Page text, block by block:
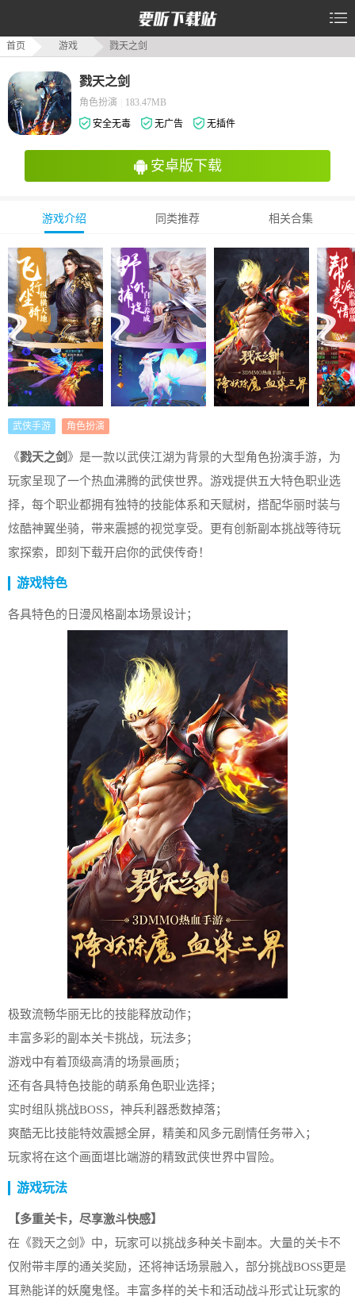
首页 游戏 戮天之剑
戮天之剑
角色扮演
183.47MB
安全无毒
无广告 无插件
安卓版下载
游戏介绍 同类推荐 相关合集
武侠手游 角色扮演
《戮天之剑 》是一款以武侠江湖为背景的大型角色扮演手游，为
玩家呈现了一个热血沸腾的武侠世界。游戏提供五大特色职业选
择，每个职业都拥有独特的技能体系和天赋树，搭配华丽时装与
炫酷神翼坐骑，带来震撼的视觉享受。更有创新副本挑战等待玩
家探索，即刻下载开启你的武侠传奇！
游戏特色
各具特色的日漫风格副本场景设计；
极致流畅华丽无比的技能释放动作；
丰富多彩的副本关卡挑战，玩法多；
游戏中有着顶级高清的场景画质；
还有各具特色技能的萌系角色职业选择；
实时组队挑战BOSS，神兵利器悉数掉落；
爽酷无比技能特效震撼全屏，精美和风多元剧情任务带入；
玩家将在这个画面堪比端游的精致武侠世界中冒险。
游戏玩法
【多重关卡，尽享激斗快感】
在《戮天之剑》中，玩家可以挑战多种关卡副本。大量的关卡不
仅附带丰厚的通关奖励，还将神话场景融入，部分挑战BOSS更是
耳熟能详的妖魔鬼怪。丰富多样的关卡和活动战斗形式让玩家的